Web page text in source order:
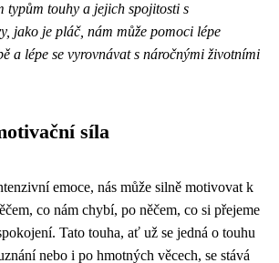
typům touhy a jejich spojitosti s
jako je pláč, nám může pomoci lépe
a lépe se vyrovnávat s náročnými životními
síla
emoce, nás může silně motivovat k
co nám chybí, po něčem, co si přejeme
Tato touha, ať už se jedná o touhu
nebo i po hmotných věcech, se stává